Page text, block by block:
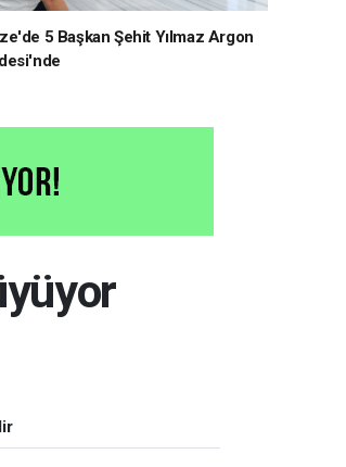
5 Başkan Şehit Yılmaz Argon